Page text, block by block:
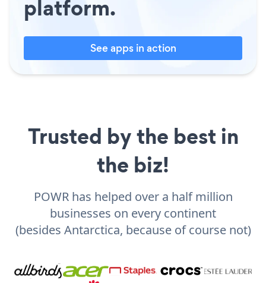
platform.
See apps in action
Trusted by the best in
the biz!
POWR has helped over a half million
businesses on every continent
(besides Antarctica, because of course not)